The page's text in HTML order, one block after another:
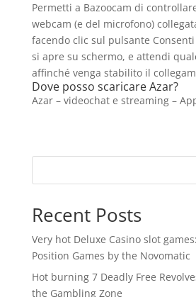
Permetti a Bazoocam di
webcam (e del microfono)
facendo clic sul pulsante
si apre su schermo, e attendi
affinché venga stabilito il
Dove posso scaricare Azar?
Azar – videochat e streaming –
Recent Posts
Very hot Deluxe Casino slot
Position Games by the Novomatic
Hot burning 7 Deadly Free
the Gambling Zone